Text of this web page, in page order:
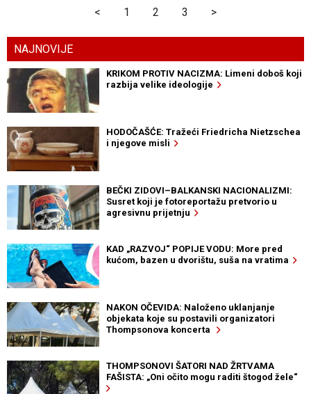
< 1 2 3 >
NAJNOVIJE
KRIKOM PROTIV NACIZMA: Limeni doboš koji
razbija velike ideologije
HODOČAŠĆE: Tražeći Friedricha Nietzschea
i njegove misli
BEČKI ZIDOVI–BALKANSKI NACIONALIZMI:
Susret koji je fotoreportažu pretvorio u
agresivnu prijetnju
KAD „RAZVOJ“ POPIJE VODU: More pred
kućom, bazen u dvorištu, suša na vratima
NAKON OČEVIDA: Naloženo uklanjanje
objekata koje su postavili organizatori
Thompsonova koncerta
THOMPSONOVI ŠATORI NAD ŽRTVAMA
FAŠISTA: „Oni očito mogu raditi štogod žele“